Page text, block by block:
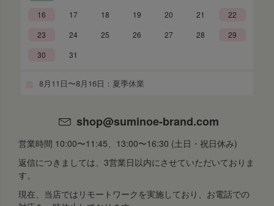
16 17 18 19 20 21
22
23
24 25 26 27 28
29
30
31
8月11日〜8月16日：夏季休業
shop@suminoe-brand.com
営業時間 10:00〜11:45、13:00〜16:30 (土日・祝日休み)
返信につきましては、3営業日以内にさせていただいておりま
す。
現在、当店ではリモートワークを実施しており、お電話での